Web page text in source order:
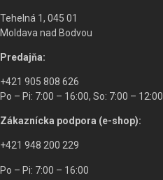
Tehelná 1, 045 01
Moldava nad Bodvou
Predajňa:
+421 905 808 626
Po – Pi: 7:00 – 16:00, So: 7:00 – 12:00
Zákaznícka podpora (e-shop):
+421 948 200 229
Po – Pi: 7:00 – 16:00